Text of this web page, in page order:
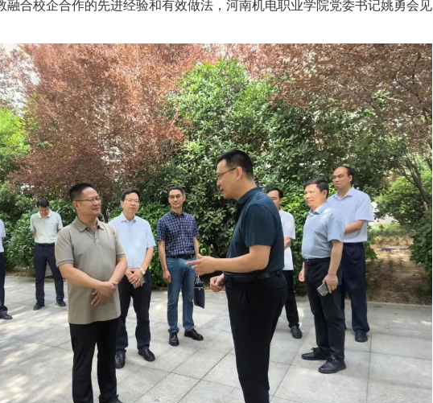
融合校企合作的先进经验和有效做法，河南机电职业学院党委书记姚勇会见